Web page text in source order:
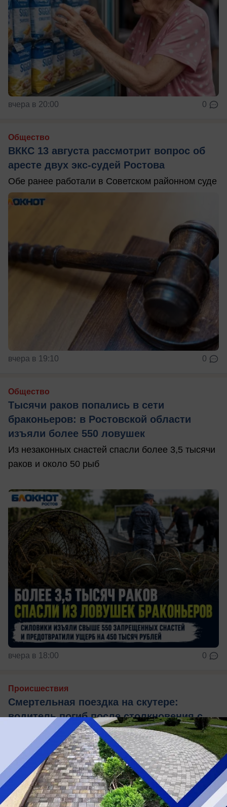
вчера в 20:00 0
Общество
ВККС 13 августа рассмотрит вопрос об
аресте двух экс-судей Ростова
Обе ранее работали в Советском районном суде
вчера в 19:10 0
Общество
Тысячи раков попались в сети
браконьеров: в Ростовской области
изъяли более 550 ловушек
Из незаконных снастей спасли более 3,5 тысячи
раков и около 50 рыб
вчера в 18:00 0
Происшествия
Смертельная поездка на скутере:
водитель погиб после столкновения с
Volkswagen в Ростове
Авария произошла вечером 8 августа на улице
Каскадной